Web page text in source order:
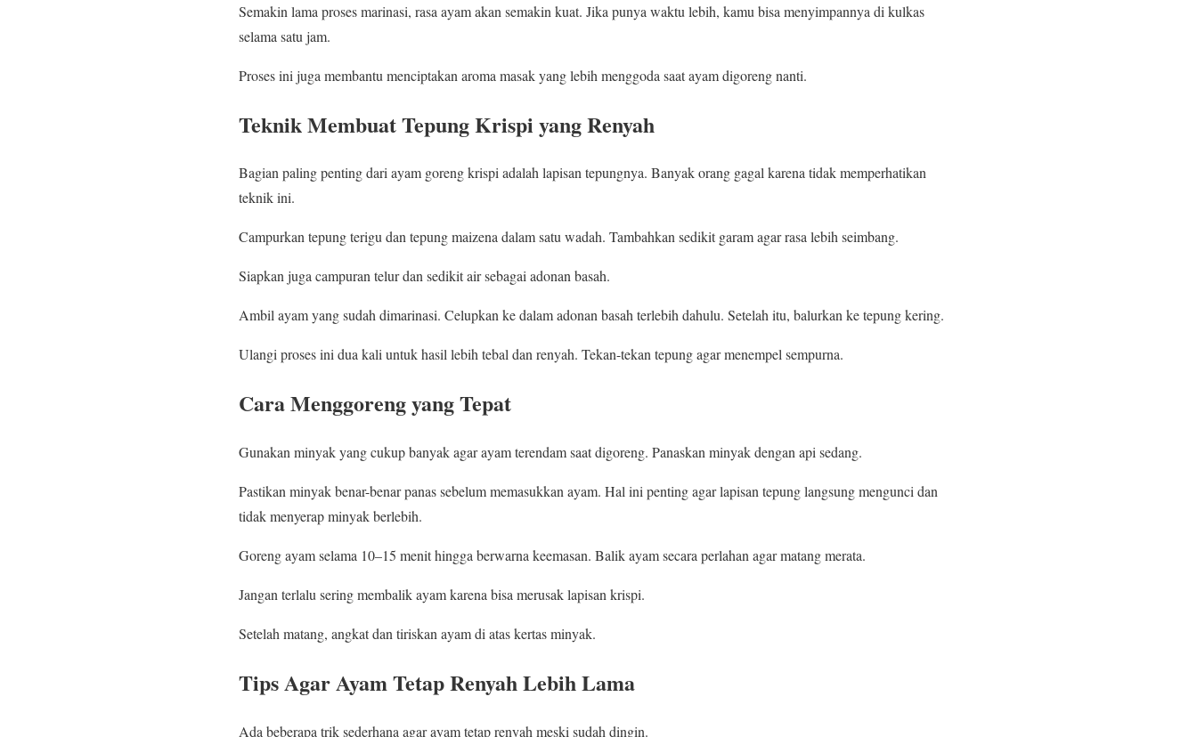
Semakin lama proses marinasi, rasa ayam akan semakin kuat. Jika punya waktu lebih, kamu bisa menyimpannya di kulkas
selama satu jam.
Proses ini juga membantu menciptakan aroma masak yang lebih menggoda saat ayam digoreng nanti.
Teknik Membuat Tepung Krispi yang Renyah
Bagian paling penting dari ayam goreng krispi adalah lapisan tepungnya. Banyak orang gagal karena tidak memperhatikan
teknik ini.
Campurkan tepung terigu dan tepung maizena dalam satu wadah. Tambahkan sedikit garam agar rasa lebih seimbang.
Siapkan juga campuran telur dan sedikit air sebagai adonan basah.
Ambil ayam yang sudah dimarinasi. Celupkan ke dalam adonan basah terlebih dahulu. Setelah itu, balurkan ke tepung kering.
Ulangi proses ini dua kali untuk hasil lebih tebal dan renyah. Tekan-tekan tepung agar menempel sempurna.
Cara Menggoreng yang Tepat
Gunakan minyak yang cukup banyak agar ayam terendam saat digoreng. Panaskan minyak dengan api sedang.
Pastikan minyak benar-benar panas sebelum memasukkan ayam. Hal ini penting agar lapisan tepung langsung mengunci dan
tidak menyerap minyak berlebih.
Goreng ayam selama 10–15 menit hingga berwarna keemasan. Balik ayam secara perlahan agar matang merata.
Jangan terlalu sering membalik ayam karena bisa merusak lapisan krispi.
Setelah matang, angkat dan tiriskan ayam di atas kertas minyak.
Tips Agar Ayam Tetap Renyah Lebih Lama
Ada beberapa trik sederhana agar ayam tetap renyah meski sudah dingin.